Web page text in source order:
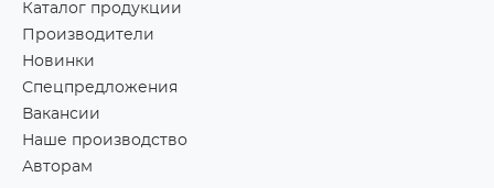
Каталог продукции
Производители
Новинки
Спецпредложения
Вакансии
Наше производство
Авторам